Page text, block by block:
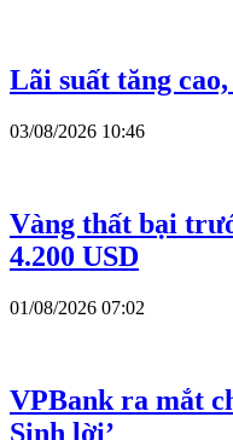
Lãi suất tăng
03/08/2026 10:46
Vàng thất bại
4.200 USD
01/08/2026 07:02
VPBank ra mắt
Sinh lời’